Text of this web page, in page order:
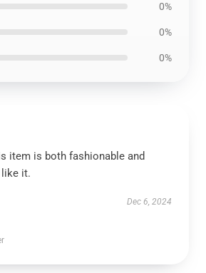
0%
0%
0%
item is both fashionable and
it.
Dec 6, 2024